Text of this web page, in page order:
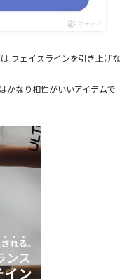
ポチップ
フェイスラインを引き上げな
かなり相性がいいアイテムで